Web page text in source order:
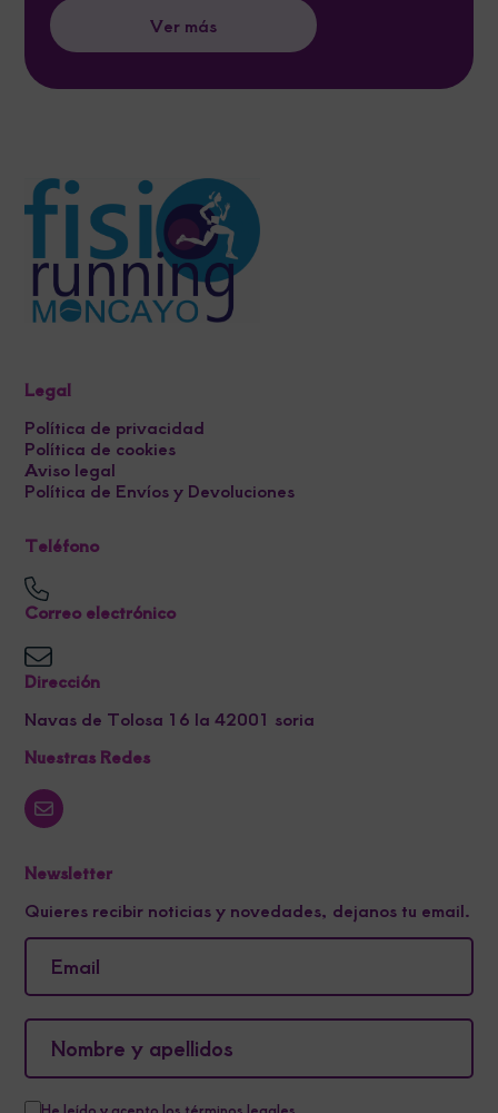
Ver más
Legal
Política de privacidad
Política de cookies
Aviso legal
Política de Envíos y Devoluciones
Teléfono
Correo electrónico
Dirección
Navas de Tolosa 16 la 42001 soria
Nuestras Redes
Newsletter
Quieres recibir noticias y novedades, dejanos tu email.
He leído y acepto los términos legales